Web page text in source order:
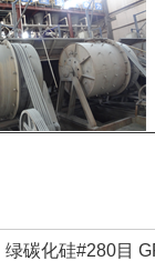
绿碳化硅#280目